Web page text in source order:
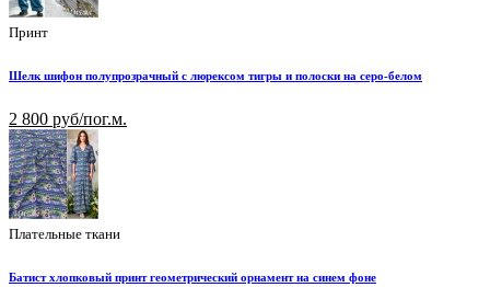
Принт
Шелк шифон полупрозрачный с люрексом тигры и полоски на серо-белом
2 800 руб/пог.м.
Плательные ткани
Батист хлопковый принт геометрический орнамент на синем фоне